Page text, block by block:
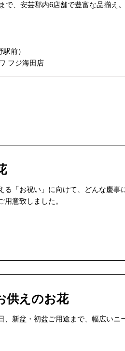
で、安芸郡内6店舗で豊富な品揃え
前）
フジ海田店
る「お祝い」に向けて、どんな慶事
用意致しました。
供えのお花
、新盆・初盆ご用途まで、幅広いニ